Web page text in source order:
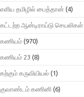
எளிய தமிழில் பைத்தான் (4)
கட்டற்ற ஆன்டிராய்டு செயலிகள்
கணியம் (970)
கணியம் 23 (8)
கற்கும் கருவியியல் (1)
குவாண்டம் கணினி (6)